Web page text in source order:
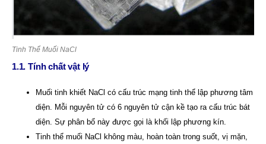
Tinh Thể Muối NaCl
1.1. Tính chất vật lý
Muối tinh khiết NaCl có cấu trúc mạng tinh thể lập phương tâm
diện. Mỗi nguyên tử có 6 nguyên tử cận kề tạo ra cấu trúc bát
diện. Sự phân bổ này được gọi là khối lập phương kín.
Tinh thể muối NaCl không màu, hoàn toàn trong suốt, vị mặn,